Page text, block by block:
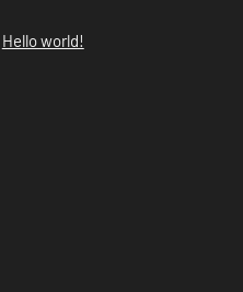
Hello world!